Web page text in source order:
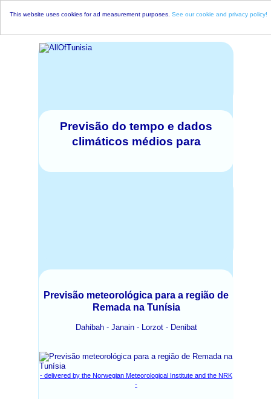
This website uses cookies for ad measurement purposes. See our cookie and privacy policy!
Previsão do tempo e dados
climáticos médios para
Previsão meteorológica para a região de
Remada na Tunísia
Dahibah - Janain - Lorzot - Denibat
- delivered by the Norwegian Meteorological Institute and the NRK
-